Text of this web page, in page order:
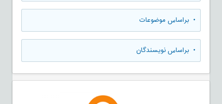
• براساس موضوعات
• براساس نویسندگان